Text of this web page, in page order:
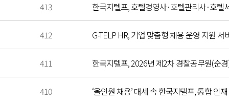
413 한국지텔프, 호텔경영사·호텔관리사·호텔
412 G-TELP HR, 기업 맞춤형 채용 운영 지원 서
411 한국지텔프, 2026년 제2차 경찰공무원(순
410 ‘올인원 채용’ 대세 속 한국지텔프, 통합 인